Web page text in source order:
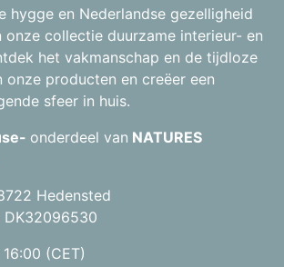
hygge en Nederlandse gezelligheid
onze collectie duurzame interieur- en
het vakmanschap en de tijdloze
onze producten en creëer een
sfeer in huis.
onderdeel van NATURES
Hedensted
DK32096530
(CET)